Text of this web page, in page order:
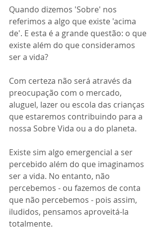
Quando dizemos 'Sobre' nos
referimos a algo que existe 'acima
de'. E esta é a grande questão: o que
existe além do que consideramos
ser a vida?
Com certeza não será através da
preocupação com o mercado,
aluguel, lazer ou escola das crianças
que estaremos contribuindo para a
nossa Sobre Vida ou a do planeta.
Existe sim algo emergencial a ser
percebido além do que imaginamos
ser a vida. No entanto, não
percebemos - ou fazemos de conta
que não percebemos - pois assim,
iludidos, pensamos aproveitá-la
totalmente.